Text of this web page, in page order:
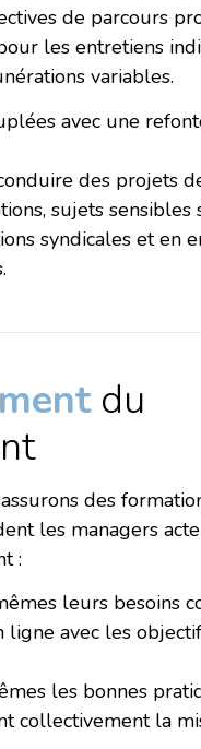
de parcours
les entretiens
variables.
avec une
des projets
sujets sensibles
syndicales et en
du
des
les managers
:
leurs besoins
ligne avec les
les bonnes
collectivement la